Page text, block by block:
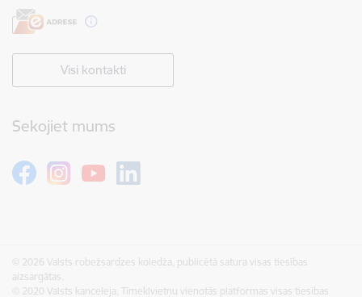
Visi kontakti
Sekojiet mums
© 2026 Valsts robežsardzes koledža, publicētā satura visas tiesības
aizsargātas.
© 2020 Valsts kanceleja, Tīmekļvietņu vienotās platformas visas tiesības